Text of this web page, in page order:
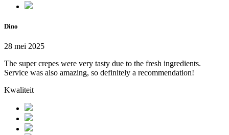
Dino
28 mei 2025
The super crepes were very tasty due to the fresh ingredients.
Service was also amazing, so definitely a recommendation!
Kwaliteit